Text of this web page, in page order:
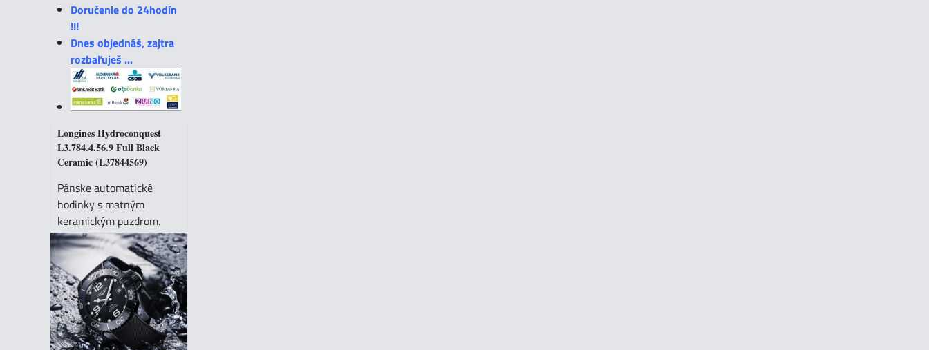
Doručenie do 24hodín
!!!
Dnes objednáš, zajtra
rozbaľuješ ...
Longines Hydroconquest
L3.784.4.56.9 Full Black
Ceramic (L37844569)
Pánske automatické
hodinky s matným
keramickým puzdrom.